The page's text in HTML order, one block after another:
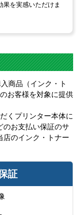
果を実感いただけま
商品（インク・ト
お客様を対象に提供
くプリンター本体に
のお支払い保証のサ
店のインク・トナー
証